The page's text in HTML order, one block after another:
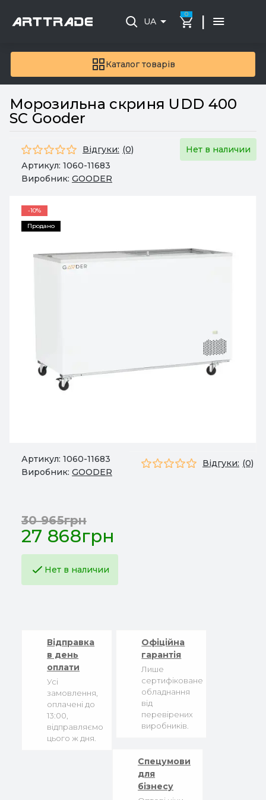
Каталог товарів
UA
0 |
Морозильна скриня UDD 400
SC Gooder
Відгуки: (0)
Нет в наличии
Артикул: 1060-11683
Виробник: GOODER
-10%
Продано
Артикул: 1060-11683
Виробник: GOODER
Відгуки: (0)
27 868грн
30 965грн
Нет в наличии
Відправка
в день
оплати
Усі
замовлення,
оплачені до
13:00,
відправляємо
цього ж дня.
Офіційна
гарантія
Лише
сертифіковане
обладнання
від
перевірених
виробників.
Спецумови
для
бізнесу